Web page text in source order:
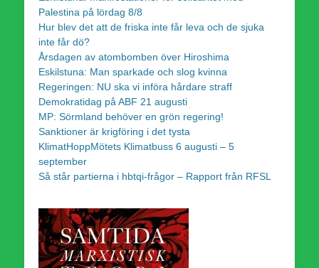
Palestina på lördag 8/8
Hur blev det att de friska inte får leva och de sjuka
inte får dö?
Årsdagen av atombomben över Hiroshima
Eskilstuna: Man sparkade och slog kvinna
Regeringen: NU ska vi införa hårdare straff
Demokratidag på ABF 21 augusti
MP: Sörmland behöver en grön regering!
Sanktioner är krigföring i det tysta
KlimatHoppMötets Klimatbuss 6 augusti – 5
september
Så står partierna i hbtqi-frågor – Rapport från RFSL